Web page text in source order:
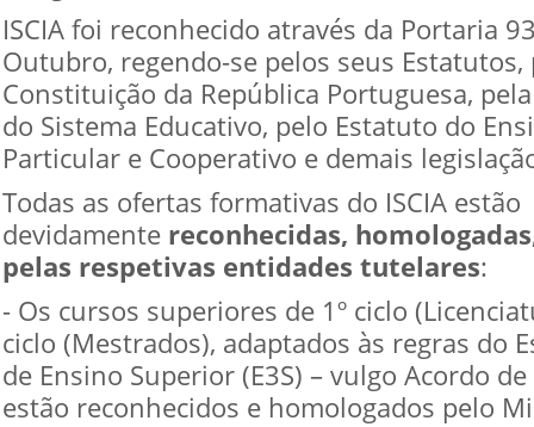
ISCIA foi reconhecido através da Portaria
Outubro, regendo-se pelos seus Estatutos,
Constituição da República Portuguesa,
do Sistema Educativo, pelo Estatuto do
Particular e Cooperativo e demais
Todas as ofertas formativas do ISCIA estão
devidamente reconhecidas,
pelas respetivas entidades tutelares:
- Os cursos superiores de 1º ciclo
ciclo (Mestrados), adaptados às regras do
de Ensino Superior (E3S) – vulgo Acordo
estão reconhecidos e homologados pelo